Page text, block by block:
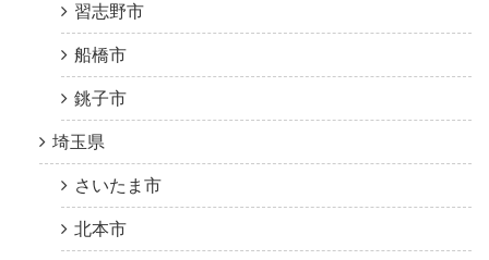
習志野市
船橋市
銚子市
埼玉県
さいたま市
北本市